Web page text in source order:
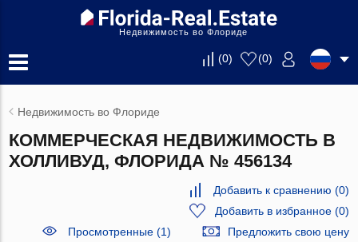
Недвижимость во Флориде
(0) (0)
Недвижимость во Флориде
КОММЕРЧЕСКАЯ НЕДВИЖИМОСТЬ В
ХОЛЛИВУД, ФЛОРИДА № 456134
Добавить к сравнению (0)
Добавить в избранное(0)
Просмотренные (1)
Предложить свою цену